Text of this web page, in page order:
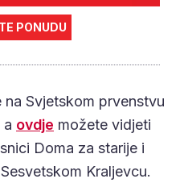
PONUDU
Svjetskom prvenstvu
a ovdje možete vidjeti
Doma za starije i
Kraljevcu.